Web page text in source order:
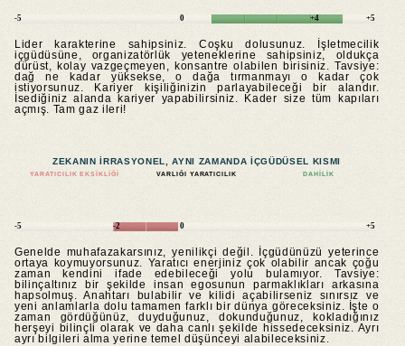
-5 0 +4 +5
Lider karakterine sahipsiniz. Coşku dolusunuz. İşletmecilik
içgüdüsüne, organizatörlük yeteneklerine sahipsiniz, oldukça
dürüst, kolay vazgeçmeyen, konsantre olabilen birisiniz. Tavsiye:
dağ ne kadar yüksekse, o dağa tırmanmayı o kadar çok
istiyorsunuz. Kariyer kişiliğinizin parlayabileceği bir alandır.
İsediğiniz alanda kariyer yapabilirsiniz. Kader size tüm kapıları
açmış. Tam gaz ileri!
ZEKANIN IRRASYONEL, AYNI ZAMANDA IÇGÜDÜSEL KISMI
YARATICILIK EKSIKLIĞI VARLIĞI YARATICILIK DAHILIK
-5 -2 0 +5
Genelde muhafazakarsınız, yenilikçi değil. İçgüdünüzü yeterince
ortaya koymuyorsunuz. Yaratıcı enerjiniz çok olabilir ancak çoğu
zaman kendini ifade edebileceği yolu bulamıyor. Tavsiye:
bilinçaltınız bir şekilde insan egosunun parmaklıkları arkasına
hapsolmuş. Anahtarı bulabilir ve kilidi açabilirseniz sınırsız ve
yeni anlamlarla dolu tamamen farklı bir dünya göreceksiniz. İşte o
zaman gördüğünüz, duyduğunuz, dokunduğunuz, kokladığınız
herşeyi bilinçli olarak ve daha canlı şekilde hissedeceksiniz. Ayrı
ayrı bilgileri alma yerine temel düşünceyi alabileceksiniz.